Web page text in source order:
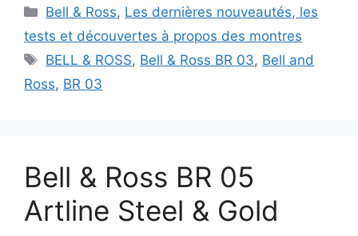
Catégories
Bell & Ross, Les dernières nouveautés, les
tests et découvertes à propos des montres
Étiquettes
BELL & ROSS, Bell & Ross BR 03, Bell and
Ross, BR 03
Bell & Ross BR 05
Artline Steel & Gold